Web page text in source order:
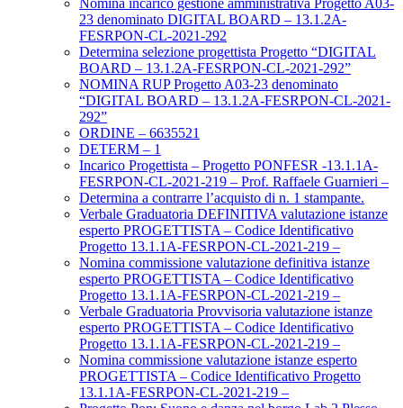
Nomina incarico gestione amministrativa Progetto A03-
23 denominato DIGITAL BOARD – 13.1.2A-
FESRPON-CL-2021-292
Determina selezione progettista Progetto “DIGITAL
BOARD – 13.1.2A-FESRPON-CL-2021-292”
NOMINA RUP Progetto A03-23 denominato
“DIGITAL BOARD – 13.1.2A-FESRPON-CL-2021-
292”
ORDINE – 6635521
DETERM – 1
Incarico Progettista – Progetto PONFESR -13.1.1A-
FESRPON-CL-2021-219 – Prof. Raffaele Guarnieri –
Determina a contrarre l’acquisto di n. 1 stampante.
Verbale Graduatoria DEFINITIVA valutazione istanze
esperto PROGETTISTA – Codice Identificativo
Progetto 13.1.1A-FESRPON-CL-2021-219 –
Nomina commissione valutazione definitiva istanze
esperto PROGETTISTA – Codice Identificativo
Progetto 13.1.1A-FESRPON-CL-2021-219 –
Verbale Graduatoria Provvisoria valutazione istanze
esperto PROGETTISTA – Codice Identificativo
Progetto 13.1.1A-FESRPON-CL-2021-219 –
Nomina commissione valutazione istanze esperto
PROGETTISTA – Codice Identificativo Progetto
13.1.1A-FESRPON-CL-2021-219 –